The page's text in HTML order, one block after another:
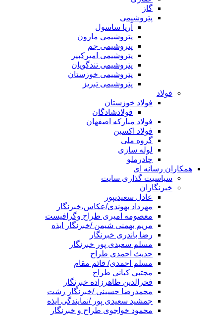
گاز
پتروشیمی
آریا ساسول
پتروشیمی مارون
پتروشیمی جم
پتروشیمی امیرکبیر
پتروشیمی تندگویان
پتروشیمی خوزستان
پتروشیمی تبریز
فولاد
فولاد خوزستان
فولادشادگان
فولاد مبارکه اصفهان
فولاد اکسین
گروه ملی
لوله سازی
چادرملو
همکاران رسانه ای
سیاسیت گذاری سایت
خبرنگاران
عادل سعیدیپور
مهرداد بهوندی/عکاس،خبرنگار
معصومه امیری طراح وگرافیست
مریم بهمنی شیمن /خبرنگار ایذه
رضا باندری خبرنگار
مسلم سعیدی پور خبرنگار
حدیث احمدی طراح
مسلم احمدی/ قائم مقام
مجتبی کیانی طراح
فخرالدین طاهرزاده خبرنگار
محمدرضا حسینی /خبرنگار رشت
جمشید سعیدی پور /نمایندگی ایذه
محمود خواجوی طراح و خبرنگار